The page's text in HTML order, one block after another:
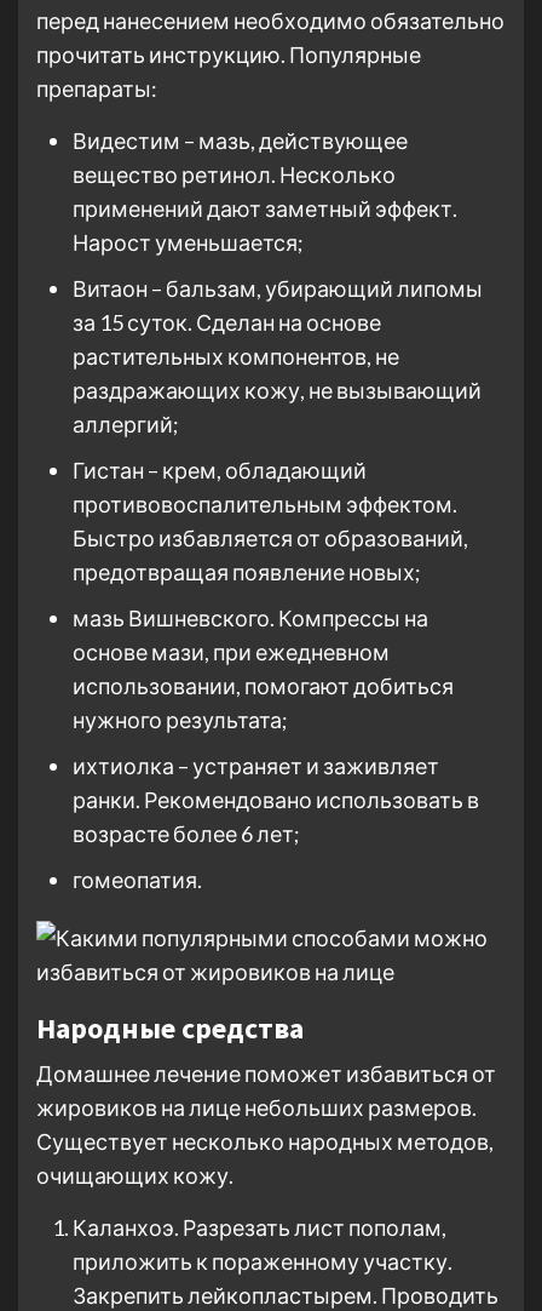
перед нанесением необходимо обязательно
прочитать инструкцию. Популярные
препараты:
Видестим – мазь, действующее
вещество ретинол. Несколько
применений дают заметный эффект.
Нарост уменьшается;
Витаон – бальзам, убирающий липомы
за 15 суток. Сделан на основе
растительных компонентов, не
раздражающих кожу, не вызывающий
аллергий;
Гистан – крем, обладающий
противовоспалительным эффектом.
Быстро избавляется от образований,
предотвращая появление новых;
мазь Вишневского. Компрессы на
основе мази, при ежедневном
использовании, помогают добиться
нужного результата;
ихтиолка – устраняет и заживляет
ранки. Рекомендовано использовать в
возрасте более 6 лет;
гомеопатия.
Народные средства
Домашнее лечение поможет избавиться от
жировиков на лице небольших размеров.
Существует несколько народных методов,
очищающих кожу.
Каланхоэ. Разрезать лист пополам,
приложить к пораженному участку.
Закрепить лейкопластырем. Проводить